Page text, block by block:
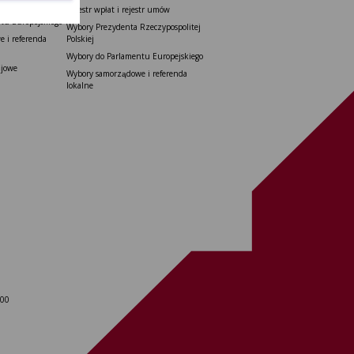
Europejskiego
i referenda
Rejestr wpłat i rejestr umów
Wybory Prezydenta Rzeczypospolitej
Polskiej
Wybory do Parlamentu Europejskiego
Wybory samorządowe i referenda
lokalne